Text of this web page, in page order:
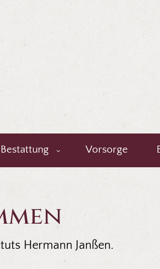
Bestattung Vorsorge
Hermann Janßen.